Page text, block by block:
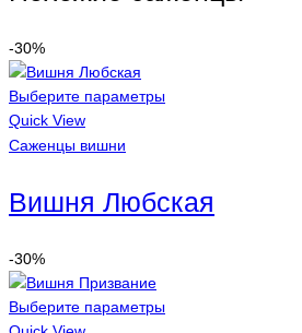
-30%
Выберите параметры
Quick View
Саженцы вишни
Вишня Любская
-30%
Выберите параметры